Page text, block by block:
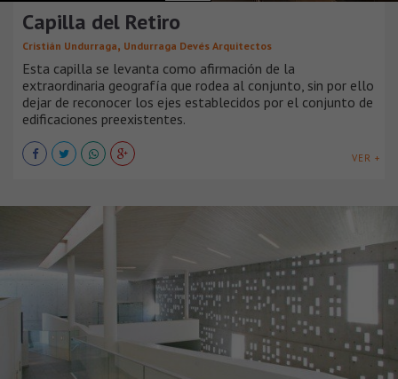
Capilla del Retiro
Cristián Undurraga, Undurraga Devés Arquitectos
Esta capilla se levanta como afirmación de la
extraordinaria geografía que rodea al conjunto, sin por ello
dejar de reconocer los ejes establecidos por el conjunto de
edificaciones preexistentes.
VER +